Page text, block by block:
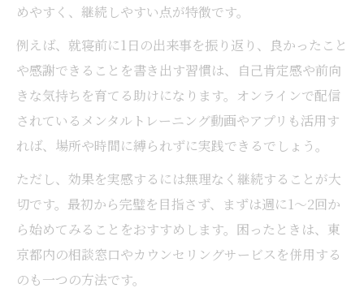
めやすく、継続しやすい点が特徴です。
例えば、就寝前に1日の出来事を振り返り、良かったこと
や感謝できることを書き出す習慣は、自己肯定感や前向
きな気持ちを育てる助けになります。オンラインで配信
されているメンタルトレーニング動画やアプリも活用す
れば、場所や時間に縛られずに実践できるでしょう。
ただし、効果を実感するには無理なく継続することが大
切です。最初から完璧を目指さず、まずは週に1〜2回か
ら始めてみることをおすすめします。困ったときは、東
京都内の相談窓口やカウンセリングサービスを併用する
のも一つの方法です。